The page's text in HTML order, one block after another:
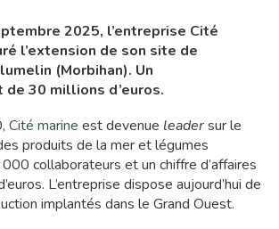
2025, l’entreprise Cité
l’extension de son site de
(Morbihan). Un
30 millions d’euros.
Cité marine est devenue leadersur le
produits de la mer et légumes
collaborateurs et un chiffre d’affaires
L’entreprise dispose aujourd’hui de
implantés dans le Grand Ouest.